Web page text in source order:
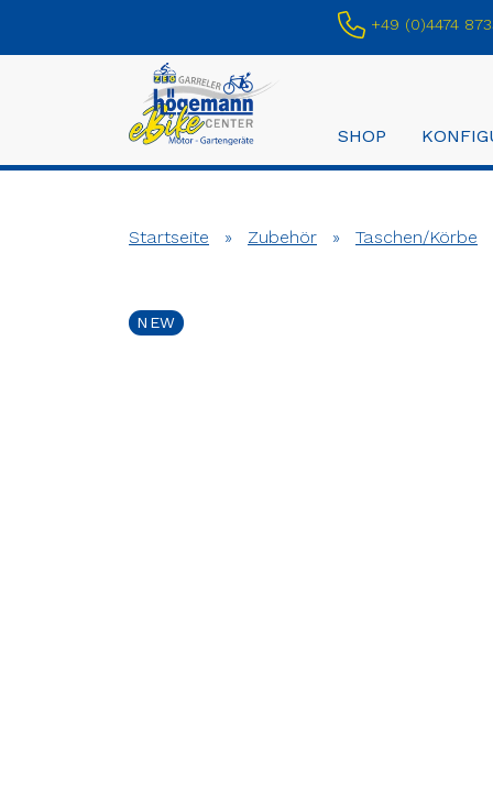
+49 (0)4474
SHOP
Startseite » Zubehör » Taschen/Körbe
NEW